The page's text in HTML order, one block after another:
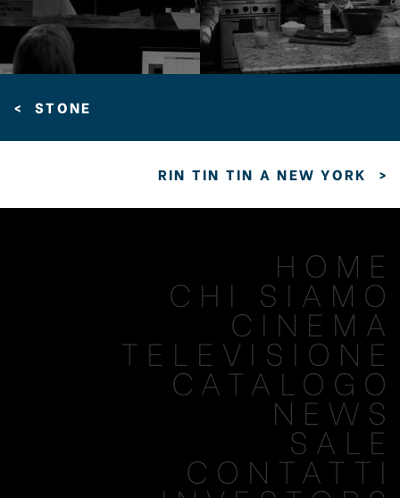
< STONE
RIN TIN TIN A NEW YORK >
HOME
CHI SIAMO
CINEMA
TELEVISIONE
CATALOGO
NEWS
SALE
CONTATTI